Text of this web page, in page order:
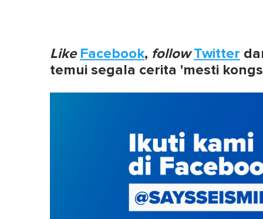
Like Facebook, follow Twitter
temui segala cerita 'mesti